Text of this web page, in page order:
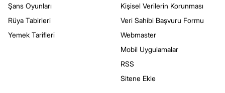
Şans Oyunları
Rüya Tabirleri
Yemek Tarifleri
Kişisel Verilerin Korunması
Veri Sahibi Başvuru Formu
Webmaster
Mobil Uygulamalar
RSS
Sitene Ekle